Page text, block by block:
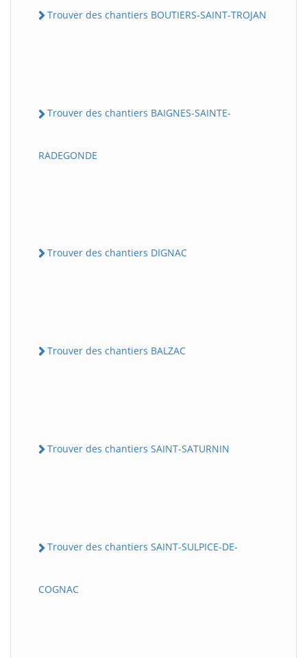
Trouver des chantiers BOUTIERS-SAINT-TROJAN
Trouver des chantiers BAIGNES-SAINTE-
RADEGONDE
Trouver des chantiers DIGNAC
Trouver des chantiers BALZAC
Trouver des chantiers SAINT-SATURNIN
Trouver des chantiers SAINT-SULPICE-DE-
COGNAC